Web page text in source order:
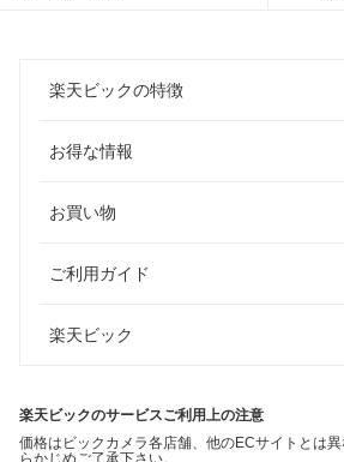
楽天ビックの特徴
お得な情報
お買い物
ご利用ガイド
楽天ビック
楽天ビックのサービスご利用上の注意
価格はビックカメラ各店舗、他のECサイトとは
らかじめご了承下さい。